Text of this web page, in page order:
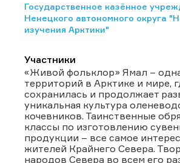
Государственное казённое
Ненецкого автономного округа
изучения Арктики"
Участники
«Живой фольклор» Ямал –
территорий в Арктике и мире,
сохранилась и продолжает
уникальная культура
кочевников. Таинственные
классы по изготовлению
продукции – все самое
жителей Крайнего Севера.
народов Севера во всем его